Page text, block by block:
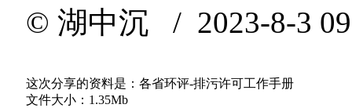
© 湖中沉 / 2023-8-3
这次分享的资料是：各省环评-排污许可工作手册
文件大小：1.35Mb